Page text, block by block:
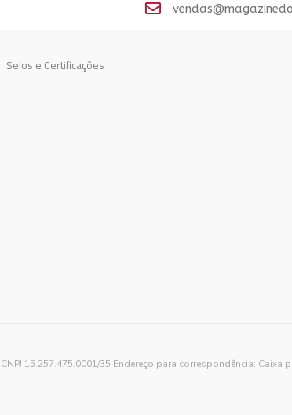
Selos e Certificações
15.257.475.0001/35 Endereço para correspondência: Caixa